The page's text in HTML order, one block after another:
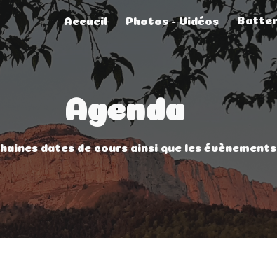
content Skip to
Accueil Photos - Vidéos
Agenda
dates de cours ainsi que les